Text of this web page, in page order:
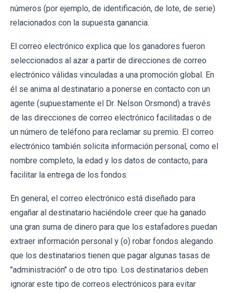
números (por ejemplo, de identificación, de lote, de serie)
relacionados con la supuesta ganancia.
El correo electrónico explica que los ganadores fueron
seleccionados al azar a partir de direcciones de correo
electrónico válidas vinculadas a una promoción global. En
él se anima al destinatario a ponerse en contacto con un
agente (supuestamente el Dr. Nelson Orsmond) a través
de las direcciones de correo electrónico facilitadas o de
un número de teléfono para reclamar su premio. El correo
electrónico también solicita información personal, como el
nombre completo, la edad y los datos de contacto, para
facilitar la entrega de los fondos.
En general, el correo electrónico está diseñado para
engañar al destinatario haciéndole creer que ha ganado
una gran suma de dinero para que los estafadores puedan
extraer información personal y (o) robar fondos alegando
que los destinatarios tienen que pagar algunas tasas de
"administración" o de otro tipo. Los destinatarios deben
ignorar este tipo de correos electrónicos para evitar